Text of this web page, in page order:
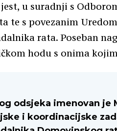
u suradnji s
te s povezanim
rata. Poseban
hodu s onima
odsjeka imenovan
i koordinacijske